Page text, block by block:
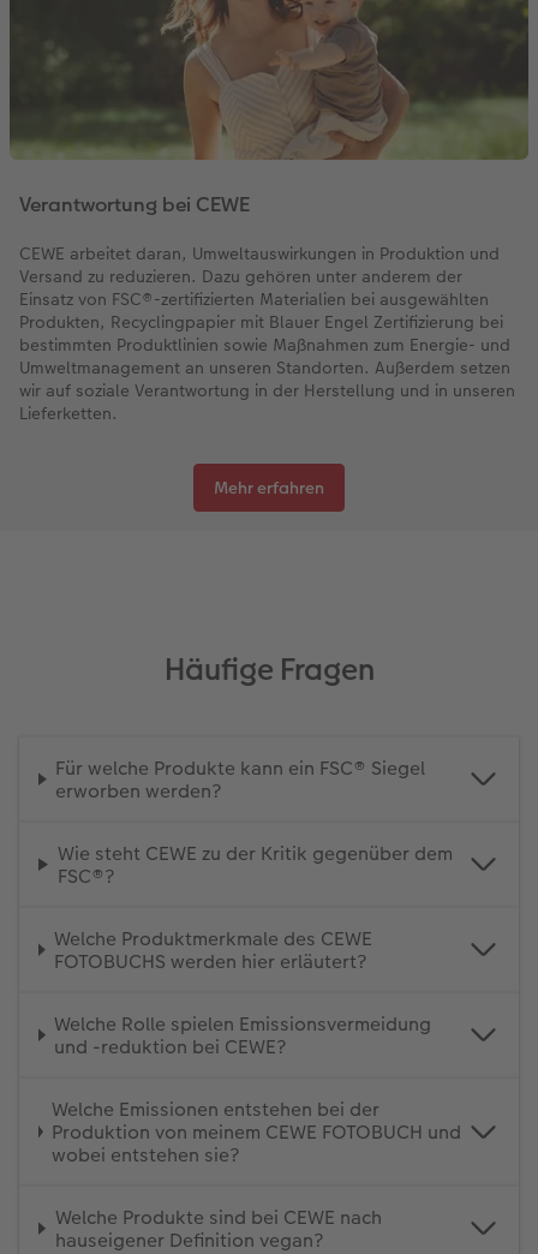
Verantwortung bei CEWE
CEWE arbeitet daran, Umweltauswirkungen in Produktion und
Versand zu reduzieren. Dazu gehören unter anderem der
Einsatz von FSC®-zertifizierten Materialien bei ausgewählten
Produkten, Recyclingpapier mit Blauer Engel Zertifizierung bei
bestimmten Produktlinien sowie Maßnahmen zum Energie- und
Umweltmanagement an unseren Standorten. Außerdem setzen
wir auf soziale Verantwortung in der Herstellung und in unseren
Lieferketten.
Mehr erfahren
Häufige Fragen
Für welche Produkte kann ein FSC® Siegel
erworben werden?
Wie steht CEWE zu der Kritik gegenüber dem
FSC®?
Welche Produktmerkmale des CEWE
FOTOBUCHS werden hier erläutert?
Welche Rolle spielen Emissionsvermeidung
und -reduktion bei CEWE?
Welche Emissionen entstehen bei der
Produktion von meinem CEWE FOTOBUCH und
wobei entstehen sie?
Welche Produkte sind bei CEWE nach
hauseigener Definition vegan?